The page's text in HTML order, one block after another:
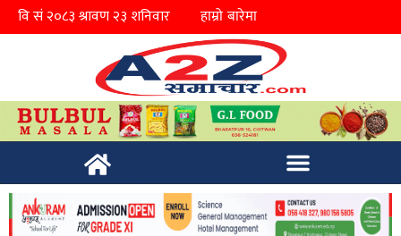
हाम्रो बारेमा